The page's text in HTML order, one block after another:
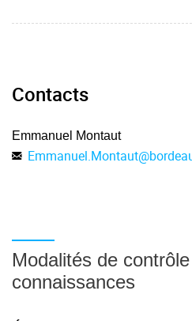
Contacts
Emmanuel Montaut
Emmanuel.Montaut@
Modalités de
connaissances